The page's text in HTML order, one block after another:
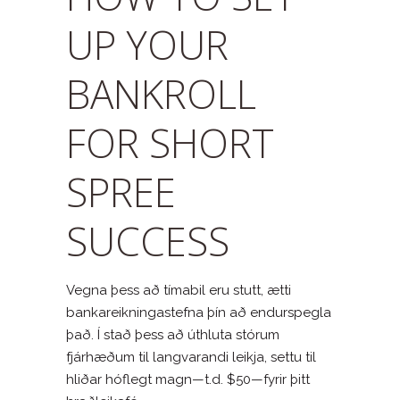
UP YOUR
BANKROLL
FOR SHORT
SPREE
SUCCESS
Vegna þess að tímabil eru stutt, ætti
bankareikningastefna þín að endurspegla
það. Í stað þess að úthluta stórum
fjárhæðum til langvarandi leikja, settu til
hliðar hóflegt magn—t.d. $50—fyrir þitt